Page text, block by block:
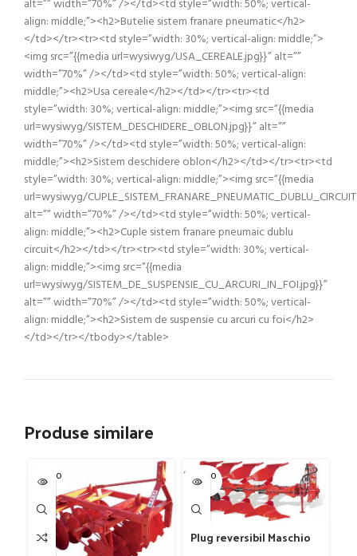
alt=”” width=”70%” /></td><td style=”width: 50%; vertical-
align: middle;”><h2>Butelie sistem franare pneumatic</h2>
</td></tr><tr><td style=”width: 30%; vertical-align: middle;”>
<img src=”{{media url=wysiwyg/USA_CEREALE.jpg}}” alt=””
width=”70%” /></td><td style=”width: 50%; vertical-align:
middle;”><h2>Usa cereale</h2></td></tr><tr><td
style=”width: 30%; vertical-align: middle;”><img src=”{{media
url=wysiwyg/SISTEM_DESCHIDERE_OBLON.jpg}}” alt=””
width=”70%” /></td><td style=”width: 50%; vertical-align:
middle;”><h2>Sistem deschidere oblon</h2></td></tr><tr><td
style=”width: 30%; vertical-align: middle;”><img src=”{{media
url=wysiwyg/
alt=”” width=”70%” /></td><td style=”width: 50%; vertical-
align: middle;”><h2>Cuple sistem franare pneumaic dublu
circuit</h2></td></tr><tr><td style=”width: 30%; vertical-
align: middle;”><img src=”{{media
url=wysiwyg/SISTEM_DE_SUSPENSIE_CU_ARCURI_IN_FOI.jpg}}”
alt=”” width=”70%” /></td><td style=”width: 50%; vertical-
align: middle;”><h2>Sistem de suspensie cu arcuri cu foi</h2>
</td></tr></tbody></table>
Produse similare
SOLD O
UT
SOLD O
UT
Plug reversibil Maschio